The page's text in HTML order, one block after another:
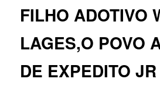
FILHO ADOTIVO
LAGES,O POVO
DE EXPEDITO